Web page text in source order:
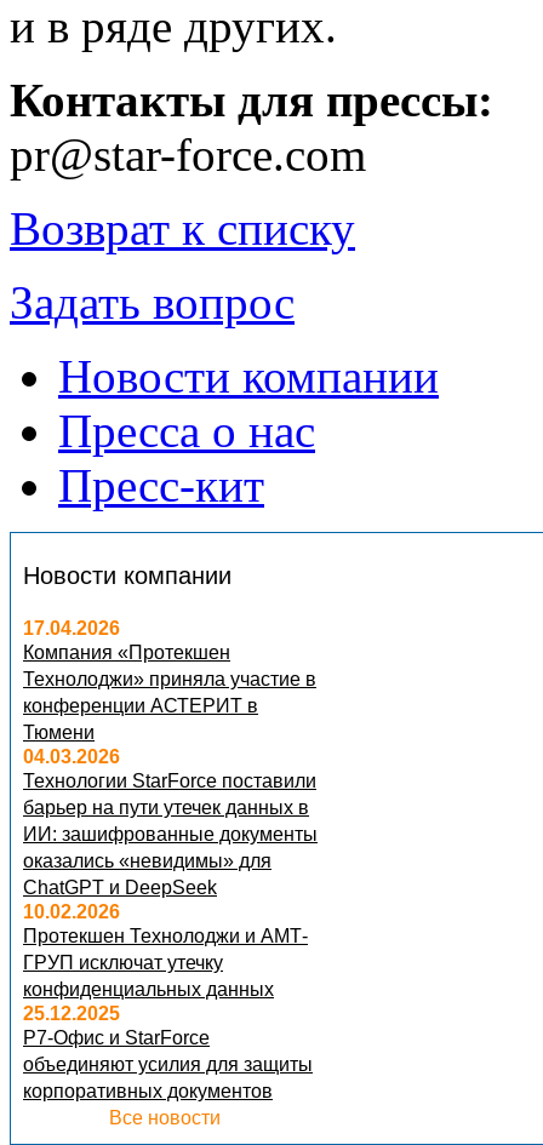
и в ряде других.
Контакты для прессы:
pr@star-force.com
Возврат к списку
Задать вопрос
Новости компании
Пресса о нас
Пресс-кит
Новости компании
17.04.2026
Компания «Протекшен
Технолоджи» приняла участие в
конференции АСТЕРИТ в
Тюмени
04.03.2026
Технологии StarForce поставили
барьер на пути утечек данных в
ИИ: зашифрованные документы
оказались «невидимы» для
ChatGPT и DeepSeek
10.02.2026
Протекшен Технолоджи и АМТ-
ГРУП исключат утечку
конфиденциальных данных
25.12.2025
Р7-Офис и StarForce
объединяют усилия для защиты
корпоративных документов
Все новости